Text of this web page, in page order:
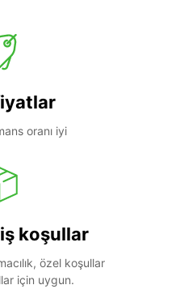
oranı iyi
koşullar
özel koşullar
için uygun.